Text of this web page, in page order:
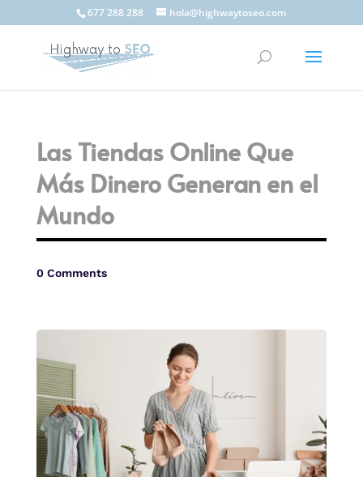
677 288 288 hola@highwaytoseo.com
Las Tiendas Online Que
Más Dinero Generan en el
Mundo
0 Comments